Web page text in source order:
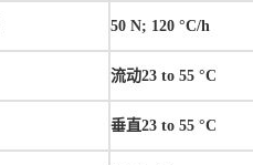
50 N; 120 °C/h
流动23 to 55 °C
垂直23 to 55 °C